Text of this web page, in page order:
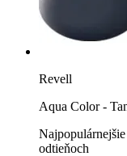
Revell
Aqua Color -
odtieňoch